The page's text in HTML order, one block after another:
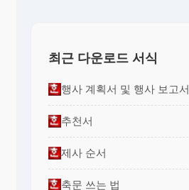
최근 다운로드 서식
행사 계획서 및 행사 보고서
추천서
제사 순서
축문 쓰는 법